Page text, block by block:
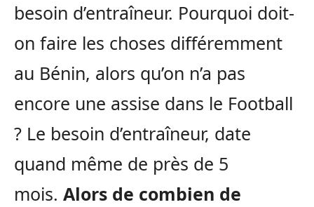
besoin d’entraîneur. Pourquoi doit-
on faire les choses différemment
au Bénin, alors qu’on n’a pas
encore une assise dans le Football
? Le besoin d’entraîneur, date
quand même de près de 5
mois. Alors de combien de